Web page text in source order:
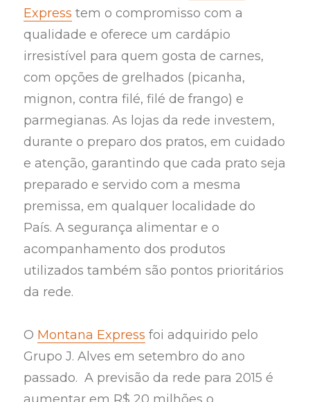
Express tem o compromisso com a
qualidade e oferece um cardápio
irresistível para quem gosta de carnes,
com opções de grelhados (picanha,
mignon, contra filé, filé de frango) e
parmegianas. As lojas da rede investem,
durante o preparo dos pratos, em cuidado
e atenção, garantindo que cada prato seja
preparado e servido com a mesma
premissa, em qualquer localidade do
País. A segurança alimentar e o
acompanhamento dos produtos
utilizados também são pontos prioritários
da rede.
O Montana Express foi adquirido pelo
Grupo J. Alves em setembro do ano
passado. ​​ A previsão da rede para 2015 é